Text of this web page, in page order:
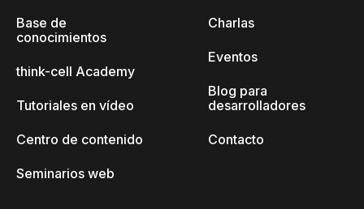
Base de
conocimientos
think-cell Academy
Tutoriales en vídeo
Centro de contenido
Seminarios web
Charlas
Eventos
Blog para
desarrolladores
Contacto